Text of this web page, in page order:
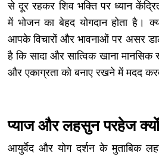
से दूर रहकर शिव भक्ति पर ध्यान
में भोजन का बेहद योगदान होता है।
आपके विचारों और भावनाओं पर असर
है कि सादा और सात्विक खाना मानसिक
और एकाग्रता को बनाए रखने में मदद
प्याज और लहसुन परहेज क्यों
आयुर्वेद और योग दर्शन के मुताबिक